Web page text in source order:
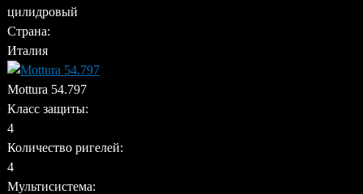
цилидровый
Страна:
Италия
Mottura 54.797
Класс защиты:
4
Количество ригелей:
4
Мультисистема: